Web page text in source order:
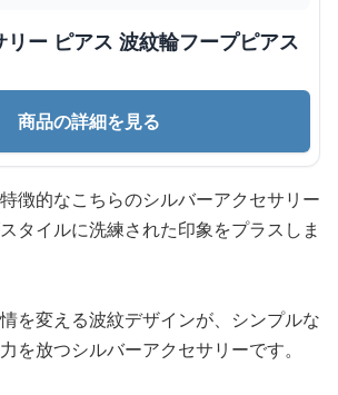
リー ピアス 波紋輪フープピアス
商品の詳細を見る
徴的なこちらのシルバーアクセサリー
タイルに洗練された印象をプラスしま
を変える波紋デザインが、シンプルな
を放つシルバーアクセサリーです。